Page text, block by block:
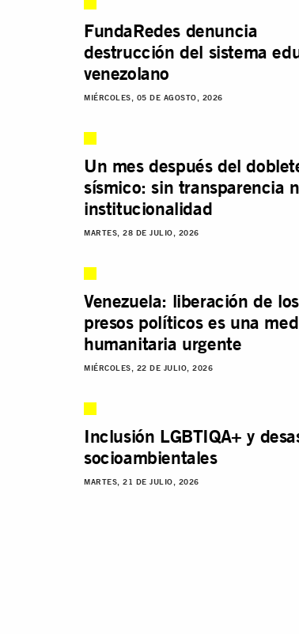
FundaRedes denuncia
destrucción del sistema
venezolano
MIÉRCOLES, 05 DE AGOSTO, 2026
Un mes después del
sísmico: sin transparencia
institucionalidad
MARTES, 28 DE JULIO, 2026
Venezuela: liberación de los
presos políticos es una
humanitaria urgente
MIÉRCOLES, 22 DE JULIO, 2026
Inclusión LGBTIQA+ y
socioambientales
MARTES, 21 DE JULIO, 2026